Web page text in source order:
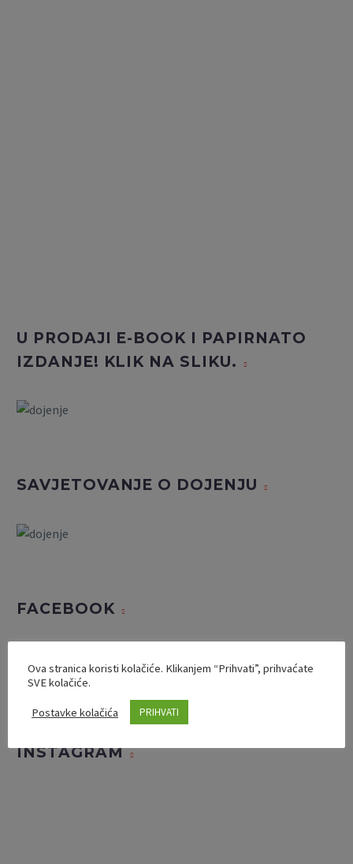
U PRODAJI E-BOOK I PAPIRNATO
IZDANJE! KLIK NA SLIKU.
SAVJETOVANJE O DOJENJU
FACEBOOK
INSTAGRAM
Ova stranica koristi kolačiće. Klikanjem “Prihvati”, prihvaćate
SVE kolačiće.
Postavke kolačića PRIHVATI